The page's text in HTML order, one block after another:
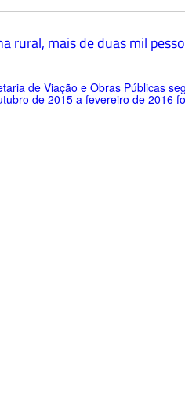
rural, mais de duas mil
de Viação e Obras Públicas
de 2015 a fevereiro de 2016